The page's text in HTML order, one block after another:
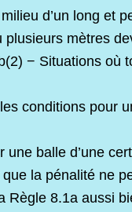
d’un long et
mètres
− Situations où
conditions pour
une balle d’une
la pénalité ne
Règle 8.1a aussi